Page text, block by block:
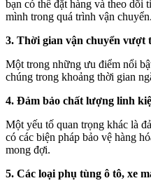
bạn có thể đặt hàng và theo dõi
mình trong quá trình vận chuyển.
3. Thời gian vận chuyển vượt
Một trong những ưu điểm nổi
chúng trong khoảng thời gian
4. Đảm bảo chất lượng linh
Một yếu tố quan trọng khác là
có các biện pháp bảo vệ hàng
mong đợi.
5. Các loại phụ tùng ô tô, xe